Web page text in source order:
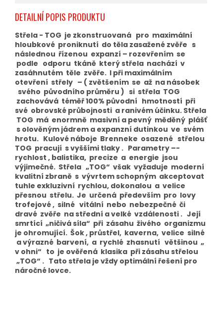
DETAILNÍ POPIS PRODUKTU
Střela - TOG je zkonstruovaná pro maximální
hloubkové proniknutí do těla zasažené zvěře s
následnou řízenou expanzí – rozevřením se
podle odporu tkáně který střela nachází v
zasáhnutém těle zvěře. I při maximálním
otevření střely – ( zvětšením se až na násobek
svého původního průměru ) si střela TOG
zachovává téměř 100% původní hmotností při
své obrovské průbojnosti a ranivém účinku. Střela
TOG má enormně masivní a pevný měděný plášť
s olověným jádrem a expanzní dutinkou ve svém
hrotu. Kulové náboje Brenneke osazené střelou
TOG pracují s vyššími tlaky . Parametry –-
rychlost , balistika, precize a energie jsou
výjimečné. Střela „TOG“ však vyžaduje moderní
kvalitní zbraně s vývrtem schopným akceptovat
tuhle exkluzivní rychlou, dokonalou a velice
přesnou střelu. Je určená především pro lovy
trofejové , silné vitální nebo nebezpečné či
dravé zvěře na střední a velké vzdálenosti . Její
smrtící „ničivá síla“ při zásahu živého organizmu
je ohromující. Šok , průstřel, kaverna, velice silné
a výrazné barvení, a rychlé zhasnutí většinou „
v ohni“ to je ověřená klasika při zásahu střelou
„TOG“ . Tato střela je vždy optimální řešení pro
náročné lovce.